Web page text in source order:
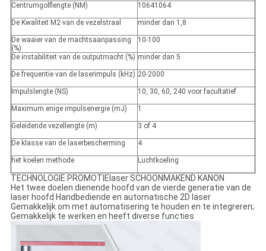
Centrumgolflengte (NM) 10641064
De Kwaliteit M2 van de vezelstraal minder dan 1,8
De waaier van de machtsaanpassing
(%)
10-100
De instabiliteit van de outputmacht (%) minder dan 5
De frequentie van de laserimpuls (kHz) 20-2000
Impulslengte (NS) 10, 30, 60, 240 voor facultatief
Maximum enige impulsenergie (mJ) 1
Geleidende vezellengte (m) 3 of 4
De klasse van de laserbescherming 4
het koelen methode Luchtkoeling
TECHNOLOGIE PROMOTIElaser SCHOONMAKEND KANON
Het twee doelen dienende hoofd van de vierde generatie van de
laser hoofd Handbediende en automatische 2D laser
Gemakkelijk om met automatisering te houden en te integreren;
Gemakkelijk te werken en heeft diverse functies